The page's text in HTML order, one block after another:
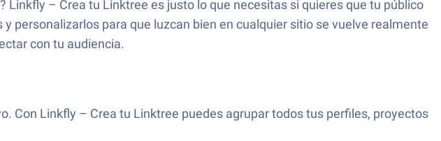
– Crea tu Linktree es justo lo que necesitas si quieres que tu público
personalizarlos para que luzcan bien en cualquier sitio se vuelve realmente
con tu audiencia.
Con Linkfly – Crea tu Linktree puedes agrupar todos tus perfiles, proyectos